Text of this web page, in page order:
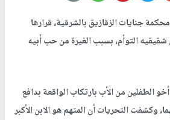
جنايات الزقازيق بالشرقية، قرارها
شقيقيه التوأم، بسبب الغيرة من حب أبيه
الطفلين من الأب بارتكاب الواقعة بدافع
وكشفت التحريات أن المتهم هو الابن الأكبر